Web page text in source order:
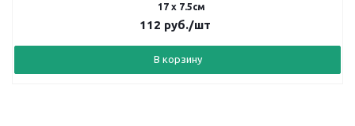
17 х 7.5см
112 руб./шт
В корзину